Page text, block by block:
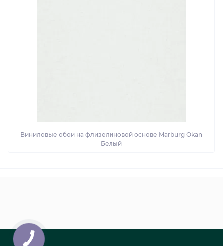
Виниловые обои на флизелиновой основе Marburg Okan
Белый